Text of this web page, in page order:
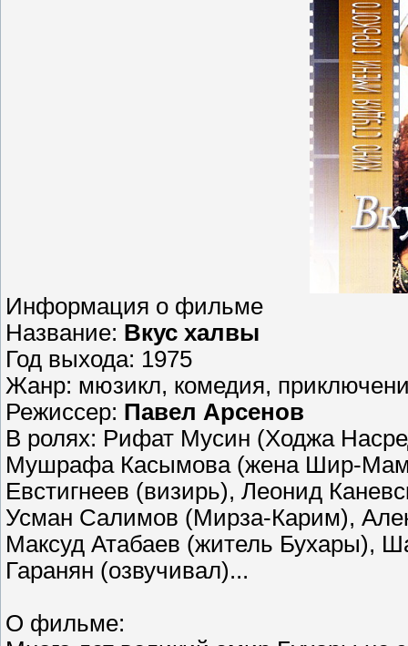
Информация о фильме
Название: Вкус халвы
Год выхода: 1975
Жанр: мюзикл, комедия,
Режиссер: Павел Арсенов
В ролях: Рифат Мусин (Ходжа
Мушрафа Касымова (жена Шир-
Евстигнеев (визирь), Леонид
Усман Салимов (Мирза-Карим),
Максуд Атабаев (житель Бухары),
Гаранян (озвучивал)...
О фильме: